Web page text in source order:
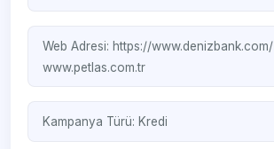
Web Adresi: https://www.denizbank.com/
www.petlas.com.tr
Kampanya Türü: Kredi